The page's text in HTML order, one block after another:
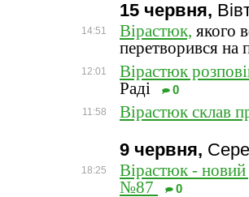
15 червня,
14:51 Вірастюк, якого
перетворився на
12:01 Вірастюк
Раді
0
11:58 Вірастюк склав
9 червня,
18:25
Вірастюк - новий
№87
0